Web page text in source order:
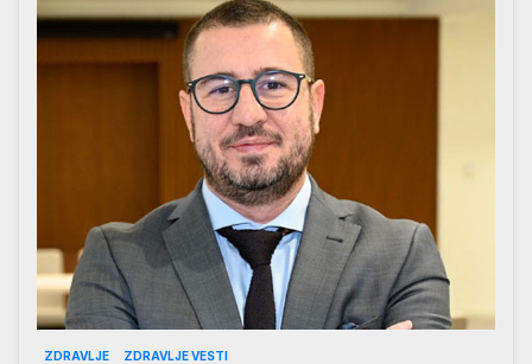
ZDRAVLJE ZDRAVLJE VESTI